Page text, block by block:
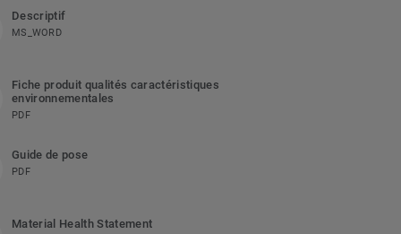
Descriptif
MS_WORD
Fiche produit qualités caractéristiques
environnementales
PDF
Guide de pose
PDF
Material Health Statement